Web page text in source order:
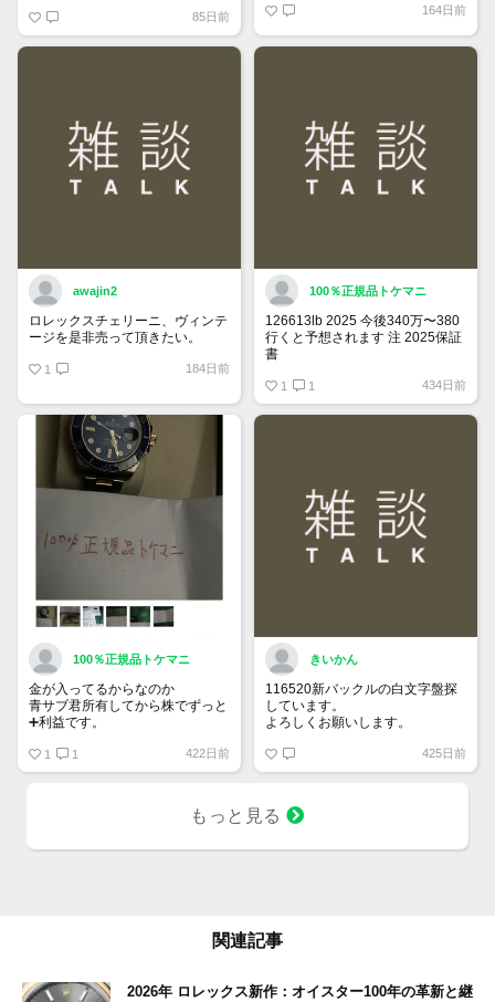
「下書き」へ戻ります。
トップページでお気に入り登録が
できるようになりました。
85日前 164日前
awajin2
ロレックスチェリーニ、ヴィンテ
ージを是非売って頂きたい。
1 184日前
100％正規品トケマニ
126613lb 2025 今後340万〜380
行くと予想されます 注 2025保証
書
2025/ @Watch_Monster_より
1 1 434日前
100％正規品トケマニ
金が入ってるからなのか
青サブ君所有してから株でずっと
➕利益です。
銘柄番号7932 ニッピ
1 1 422日前
きいかん
116520新バックルの白文字盤探
しています。
よろしくお願いします。
425日前
もっと見る
関連記事
2026年 ロレックス新作：オイスター100年の革新と継